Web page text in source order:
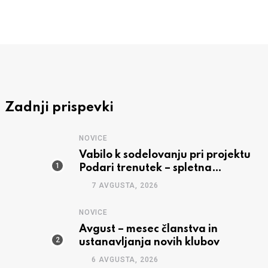
Zadnji prispevki
NOVICE
Vabilo k sodelovanju pri projektu
Podari trenutek – spletna
predstavitev
7 AVGUSTA, 2026
NOVICE
Avgust – mesec članstva in
ustanavljanja novih klubov
6 AVGUSTA, 2026